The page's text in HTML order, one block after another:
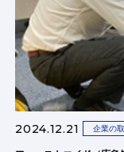
2024.12.21 企業の